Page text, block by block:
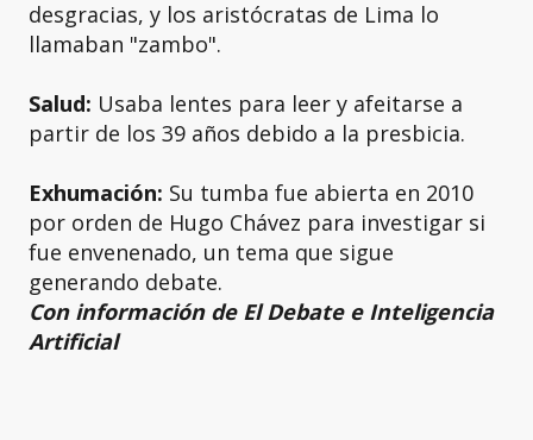
desgracias, y los aristócratas de Lima lo
llamaban "zambo".
Salud: Usaba lentes para leer y afeitarse a
partir de los 39 años debido a la presbicia.
Exhumación: Su tumba fue abierta en 2010
por orden de Hugo Chávez para investigar si
fue envenenado, un tema que sigue
generando debate.
Con información de El Debate e Inteligencia
Artificial